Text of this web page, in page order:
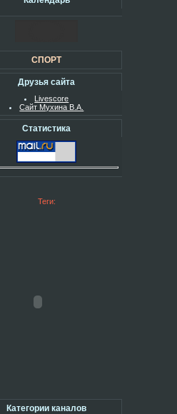
СПОРТ
Друзья сайта
Livescore
Сайт Мухина В.А.
Статистика
Теги:
Категории каналов